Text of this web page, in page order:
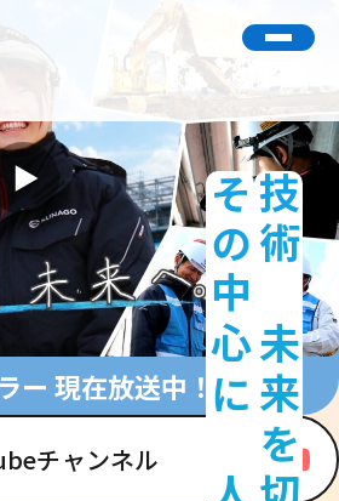
ー 現在放送中！
チャンネル